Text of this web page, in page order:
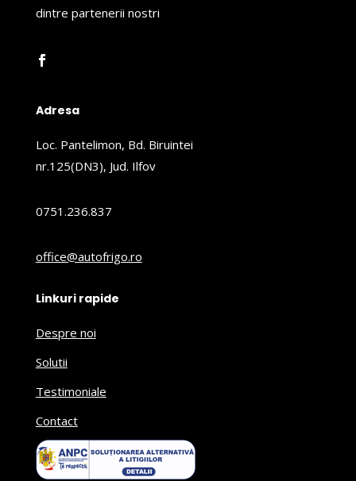
dintre partenerii nostri
Adresa
Loc. Pantelimon, Bd. Biruintei
nr.125(DN3), Jud. Ilfov
0751.236.837
office@autofrigo.ro
Linkuri rapide
Despre noi
Solutii
Testimoniale
Contact